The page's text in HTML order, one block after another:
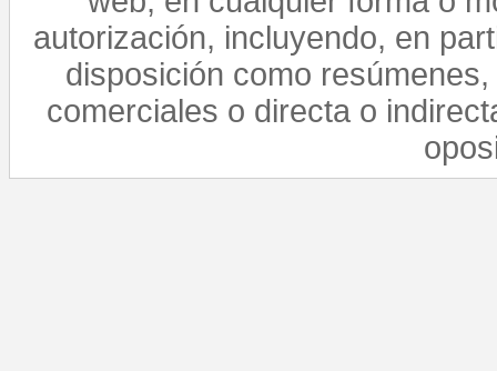
autorización, incluyendo, en
disposición como
comerciales o directa o